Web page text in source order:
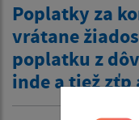
Poplatky za
vrátane
poplatku z
inde a tiež zťp